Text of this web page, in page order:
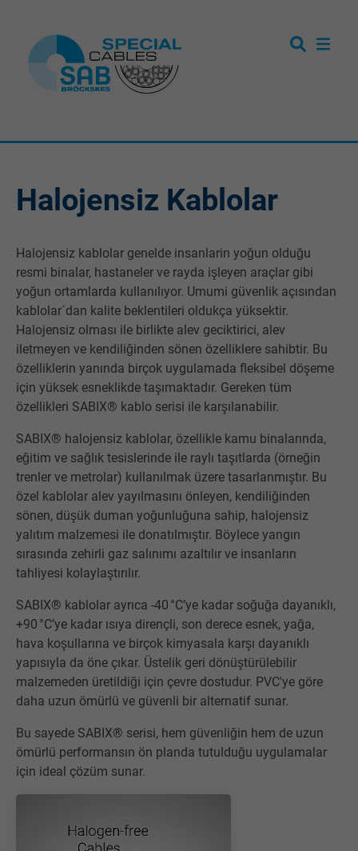
Halojensiz Kablolar
Halojensiz kablolar genelde insanlarin yoğun olduğu
resmi binalar, hastaneler ve rayda işleyen araçlar gibi
yoğun ortamlarda kullanılıyor. Umumi güvenlik açısından
kablolar´dan kalite beklentileri oldukça yüksektir.
Halojensiz olması ile birlikte alev geciktirici, alev
iletmeyen ve kendiliğinden sönen özelliklere sahibtir. Bu
özelliklerin yanında birçok uygulamada fleksibel döşeme
için yüksek esneklikde taşımaktadır. Gereken tüm
özellikleri SABIX® kablo serisi ile karşılanabilir.
SABIX® halojensiz kablolar, özellikle kamu binalarında,
eğitim ve sağlık tesislerinde ile raylı taşıtlarda (örneğin
trenler ve metrolar) kullanılmak üzere tasarlanmıştır. Bu
özel kablolar alev yayılmasını önleyen, kendiliğinden
sönen, düşük duman yoğunluğuna sahip, halojensiz
yalıtım malzemesi ile donatılmıştır. Böylece yangın
sırasında zehirli gaz salınımı azaltılır ve insanların
tahliyesi kolaylaştırılır.
SABIX® kablolar ayrıca -40 °C’ye kadar soğuğa dayanıklı,
+90 °C’ye kadar ısıya dirençli, son derece esnek, yağa,
hava koşullarına ve birçok kimyasala karşı dayanıklı
yapısıyla da öne çıkar. Üstelik geri dönüştürülebilir
malzemeden üretildiği için çevre dostudur. PVC'ye göre
daha uzun ömürlü ve güvenli bir alternatif sunar.
Bu sayede SABIX® serisi, hem güvenliğin hem de uzun
ömürlü performansın ön planda tutulduğu uygulamalar
için ideal çözüm sunar.